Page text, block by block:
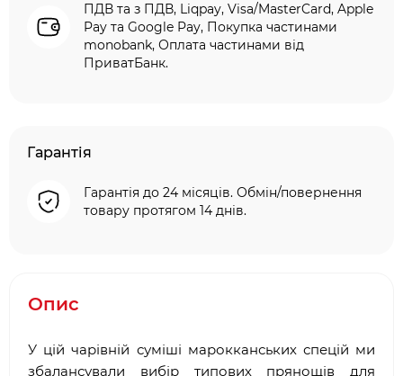
ПДВ та з ПДВ, Liqpay, Visa/MasterCard, Apple
Pay та Google Pay, Покупка частинами
monobank, Оплата частинами від
ПриватБанк.
Гарантія
Гарантія до 24 місяців. Обмін/повернення
товару протягом 14 днів.
Опис
У цій чарівній суміші марокканських спецій ми
збалансували вибір типових прянощів для